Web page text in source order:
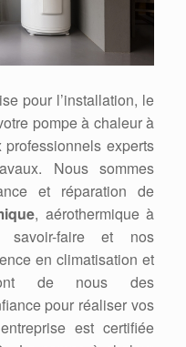
pour l’installation, le
pompe à chaleur à
experts
Nous sommes
et réparation de
, aérothermique à
savoir-faire et nos
en climatisation et
de nous des
pour réaliser vos
est certifiée